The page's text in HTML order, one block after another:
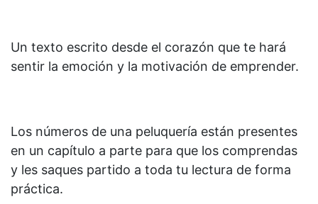
Un texto escrito desde el corazón que te hará
sentir la emoción y la motivación de emprender.
Los números de una peluquería están presentes
en un capítulo a parte para que los comprendas
y les saques partido a toda tu lectura de forma
práctica.